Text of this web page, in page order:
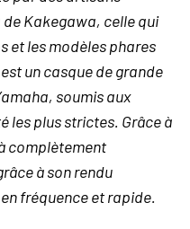
de Kakegawa, celle qui
et les modèles phares
un casque de grande
soumis aux
les plus strictes. Grâce à
complètement
à son rendu
fréquence et rapide.